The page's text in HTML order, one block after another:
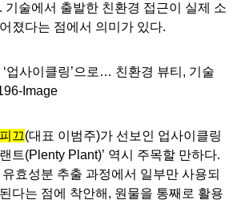
기술에서 출발한 친환경 접근이 실제 소
졌다는 점에서 의미가 있다.
끄(대표 이범주)가 선보인 업사이클링
트(Plenty Plant)’ 역시 주목할 만하다.
효성분 추출 과정에서 일부만 사용되
다는 점에 착안해, 원물을 통째로 활용